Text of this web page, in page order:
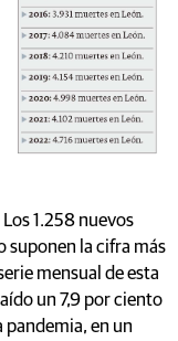
1.258 nuevos
suponen la cifra más
mensual de esta
un 7,9 por ciento
pandemia, en un